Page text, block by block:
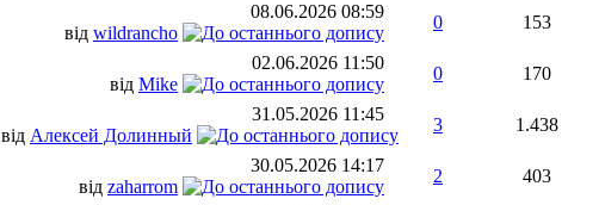
08.06.2026 08:59
від wildrancho
0
153
02.06.2026 11:50
від Мike
0
170
31.05.2026 11:45
від Алексей Долинный
3
1.438
30.05.2026 14:17
від zaharrom
2
403